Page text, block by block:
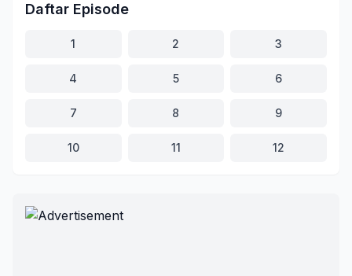
Daftar Episode
1 2 3
4 5 6
7 8 9
10 11 12